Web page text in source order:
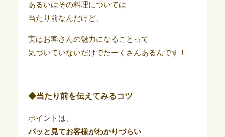
あるいはその料理については
当たり前なんだけど、
実はお客さんの魅力になることって
気づいていないだけでたーくさんあるんです！
◆当たり前を伝えてみるコツ
ポイントは、
パッと見てお客様がわかりづらい